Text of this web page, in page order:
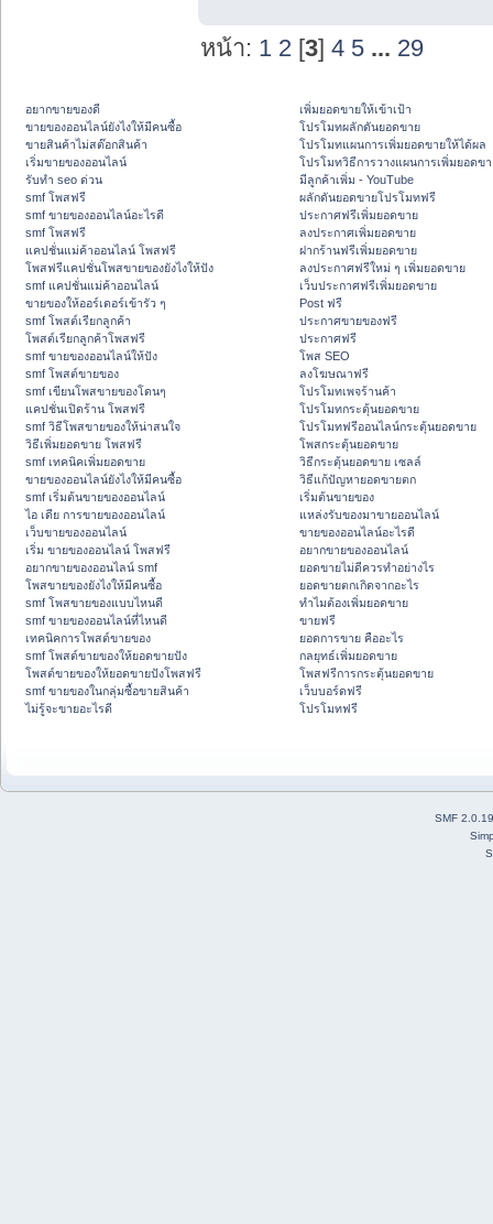
หน้า: 1 2 [3]4 5 ... 29
อยากขายของดี
ขายของออนไลน์ยังไงให้มีคนซื้อ
ขายสินค้าไม่สต๊อกสินค้า
เริ่มขายของออนไลน์
รับทำ seo ด่วน
smf โพสฟรี
smf ขายของออนไลน์อะไรดี
smf โพสฟรี
แคปชั่นแม่ค้าออนไลน์ โพสฟรี
โพสฟรีแคปชั่นโพสขายของยังไงให้ปัง
smf แคปชั่นแม่ค้าออนไลน์
ขายของให้ออร์เดอร์เข้ารัว ๆ
smf โพสต์เรียกลูกค้า
โพสต์เรียกลูกค้าโพสฟรี
smf ขายของออนไลน์ให้ปัง
smf โพสต์ขายของ
smf เขียนโพสขายของโดนๆ
แคปชั่นเปิดร้าน โพสฟรี
smf วิธีโพสขายของให้น่าสนใจ
วิธีเพิ่มยอดขาย โพสฟรี
smf เทคนิคเพิ่มยอดขาย
ขายของออนไลน์ยังไงให้มีคนซื้อ
smf เริ่มต้นขายของออนไลน์
ไอ เดีย การขายของออนไลน์
เว็บขายของออนไลน์
เริ่ม ขายของออนไลน์ โพสฟรี
อยากขายของออนไลน์ smf
โพสขายของยังไงให้มีคนซื้อ
smf โพสขายของแบบไหนดี
smf ขายของออนไลน์ที่ไหนดี
เทคนิคการโพสต์ขายของ
smf โพสต์ขายของให้ยอดขายปัง
โพสต์ขายของให้ยอดขายปังโพสฟรี
smf ขายของในกลุ่มซื้อขายสินค้า
ไม่รู้จะขายอะไรดี
เพิ่มยอดขายให้เข้าเป้า
โปรโมทผลักดันยอดขาย
โปรโมทแผนการเพิ่มยอดขายให้ได้ผล
โปรโมทวิธีการวางแผนการเพิ่มยอดข
มีลูกค้าเพิ่ม - YouTube
ผลักดันยอดขายโปรโมทฟรี
ประกาศฟรีเพิ่มยอดขาย
ลงประกาศเพิ่มยอดขาย
ฝากร้านฟรีเพิ่มยอดขาย
ลงประกาศฟรีใหม่ ๆ เพิ่มยอดขาย
เว็บประกาศฟรีเพิ่มยอดขาย
Post ฟรี
ประกาศขายของฟรี
ประกาศฟรี
โพส SEO
ลงโฆษณาฟรี
โปรโมทเพจร้านค้า
โปรโมทกระตุ้นยอดขาย
โปรโมทฟรีออนไลน์กระตุ้นยอดขาย
โพสกระตุ้นยอดขาย
วิธีกระตุ้นยอดขาย เซลล์
วิธีแก้ปัญหายอดขายตก
เริ่มต้นขายของ
แหล่งรับของมาขายออนไลน์
ขายของออนไลน์อะไรดี
อยากขายของออนไลน์
ยอดขายไม่ดีควรทำอย่างไร
ยอดขายตกเกิดจากอะไร
ทำไมต้องเพิ่มยอดขาย
ขายฟรี
ยอดการขาย คืออะไร
กลยุทธ์เพิ่มยอดขาย
โพสฟรีการกระตุ้นยอดขาย
เว็บบอร์ดฟรี
โปรโมทฟรี
SMF 2.0.19